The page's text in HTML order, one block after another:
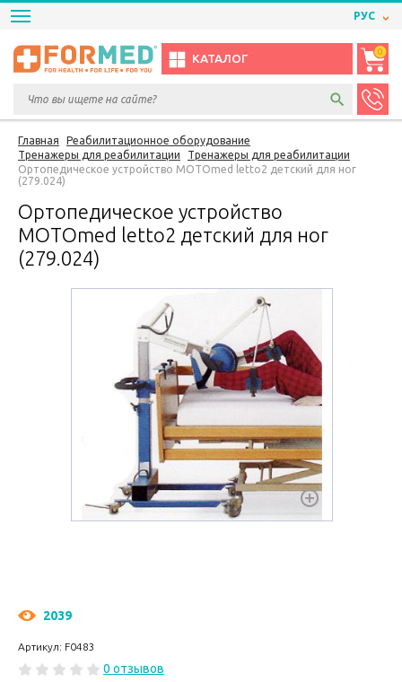
РУС
КАТАЛОГ
0
Главная
Реабилитационное оборудование
Тренажеры для реабилитации
Тренажеры для реабилитации
Ортопедическое устройство MOTOmed letto2 детский для ног
(279.024)
Ортопедическое устройство
MOTOmed letto2 детский для ног
(279.024)
2039
Артикул: F0483
0 отзывов